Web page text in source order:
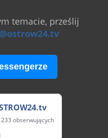
temacie, prześlij
obserwujących